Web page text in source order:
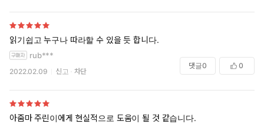
장에서도 수익을 낼 수 있으며, 소액으로도 충분히 투자가 가능해
투자 책에서도 소개되지 않은 헬로마녀의 ‘적금주식 투자법’으로
안정적인 수익을 내고 경제적 자유를 얻자!
읽기쉽고 누구나 따라할 수 있을 듯 합니다.
rub***
2022.02.09 신고 차단
댓글0 0
아줌마 주린이에게 현실적으로 도움이 될 것 같습니다.